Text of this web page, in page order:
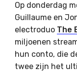
Op donderdag
Guillaume en
electroduo The
miljoenen
hun conto, die
twee zijn het